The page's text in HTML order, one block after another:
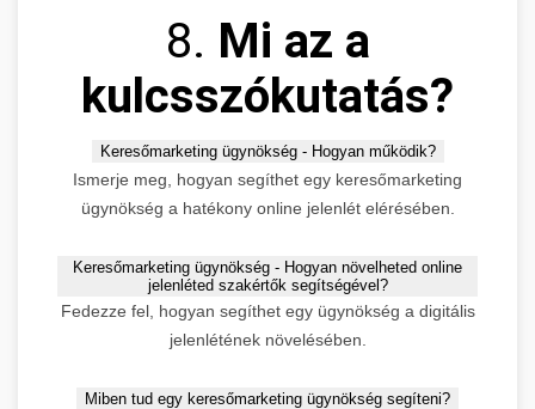
8. Mi az a
kulcsszókutatás?
Keresőmarketing ügynökség - Hogyan működik?
Ismerje meg, hogyan segíthet egy keresőmarketing
ügynökség a hatékony online jelenlét elérésében.
Keresőmarketing ügynökség - Hogyan növelheted online
jelenléted szakértők segítségével?
Fedezze fel, hogyan segíthet egy ügynökség a digitális
jelenlétének növelésében.
Miben tud egy keresőmarketing ügynökség segíteni?